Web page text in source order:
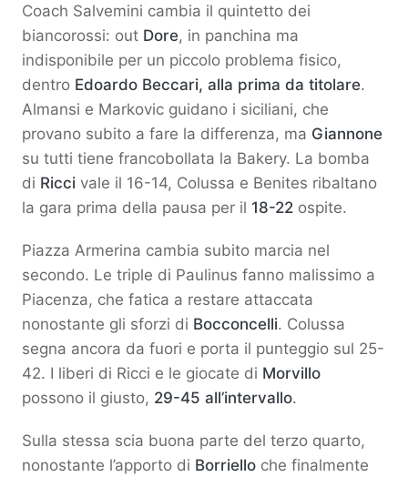
Coach Salvemini cambia il quintetto dei
biancorossi: out Dore, in panchina ma
indisponibile per un piccolo problema fisico,
dentro Edoardo Beccari, alla prima da titolare.
Almansi e Markovic guidano i siciliani, che
provano subito a fare la differenza, ma Giannone
su tutti tiene francobollata la Bakery. La bomba
di Ricci vale il 16-14, Colussa e Benites ribaltano
la gara prima della pausa per il 18-22 ospite.
Piazza Armerina cambia subito marcia nel
secondo. Le triple di Paulinus fanno malissimo a
Piacenza, che fatica a restare attaccata
nonostante gli sforzi di Bocconcelli. Colussa
segna ancora da fuori e porta il punteggio sul 25-
42. I liberi di Ricci e le giocate di Morvillo
possono il giusto, 29-45 all’intervallo.
Sulla stessa scia buona parte del terzo quarto,
nonostante l’apporto di Borriello che finalmente